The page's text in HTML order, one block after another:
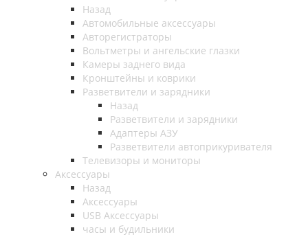
Назад
Автомобильные аксессуары
Авторегистраторы
Вольтметры и ангельские глазки
Камеры заднего вида
Кронштейны и коврики
Разветвители и зарядники
Назад
Разветвители и зарядники
Адаптеры АЗУ
Разветвители автоприкуривателя
Телевизоры и мониторы
Аксессуары
Назад
Аксессуары
USB Аксессуары
часы и будильники